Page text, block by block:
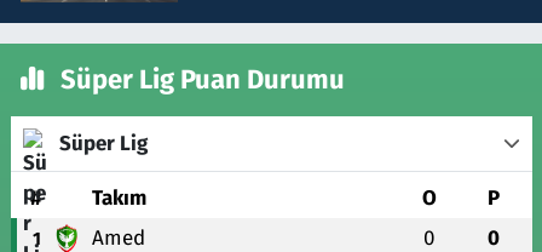
Süper Lig Puan Durumu
Süper Lig
# Takım O P
1 Amed 0 0